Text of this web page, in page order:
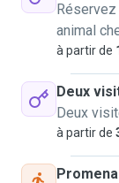
Menschen
Tier zu
da sind,
Zeit zu
sind und bis
schlechtes
das versuche
animal
à partir de
Deux
Deux
à partir de